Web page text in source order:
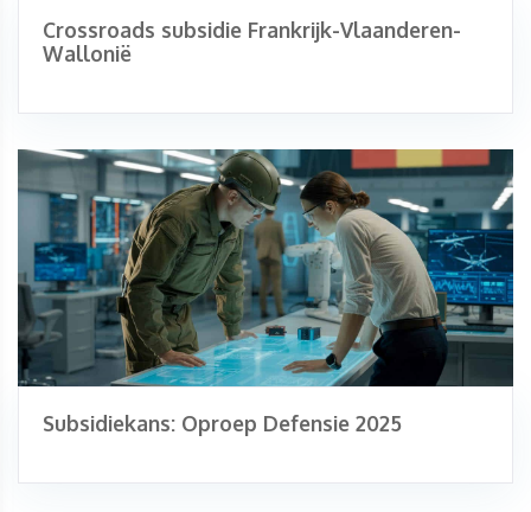
Crossroads subsidie Frankrijk-Vlaanderen-
Wallonië
Subsidiekans: Oproep Defensie 2025